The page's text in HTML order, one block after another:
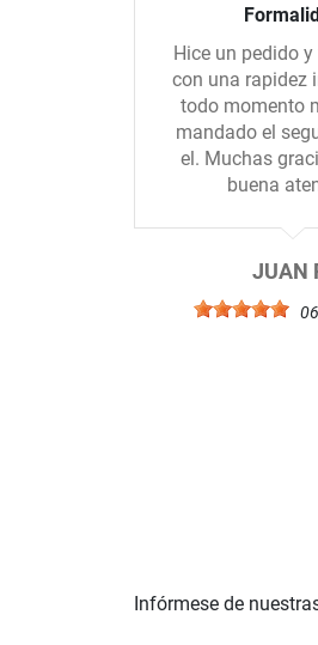
Hice un pedido
con una rapidez
todo momento
mandado el
el. Muchas
buena
JUAN
Infórmese de